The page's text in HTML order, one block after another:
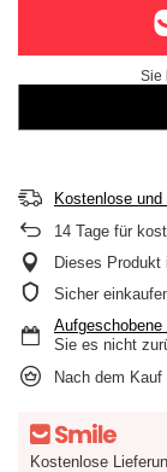
Sie
Kostenlose
14 Tage für
Dieses
Sicher
Aufgeschobene
Sie es nicht
Nach dem
Kostenlose